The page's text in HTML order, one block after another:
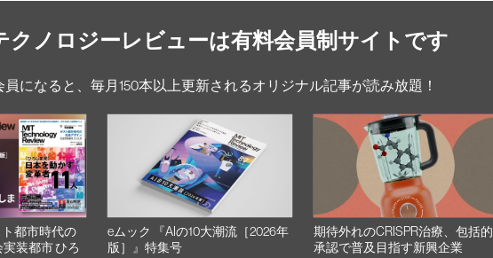
クノロジーレビューは有料会員制サイトです
員になると、毎月150本以上更新されるオリジナル記事が読み放題！
都市時代の
装都市 ひろ
eムック 『AIの10大潮流［2026年
版］』特集号
期待外れのCRISPR治療、包括的
承認で普及目指す新興企業